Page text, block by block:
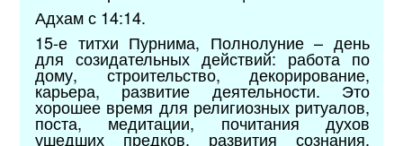
Адхам с 14:14.
15-е титхи Пурнима, Полнолуние – день
для созидательных действий: работа по
дому, строительство, декорирование,
карьера, развитие деятельности. Это
хорошее время для религиозных ритуалов,
поста, медитации, почитания духов
ушедших предков, развития сознания,